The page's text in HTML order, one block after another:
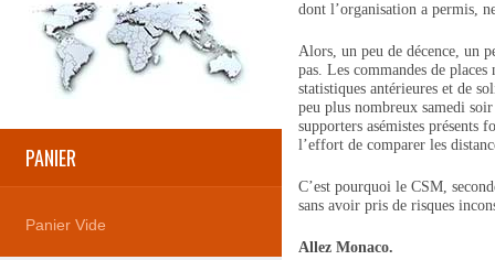
PANIER
Panier Vide
dont l’organisation a permis,
Alors, un peu de décence, un
pas. Les commandes de
statistiques antérieures et de
peu plus nombreux samedi
supporters asémistes
l’effort de comparer les
C’est pourquoi le CSM,
sans avoir pris de risques
Allez Monaco.